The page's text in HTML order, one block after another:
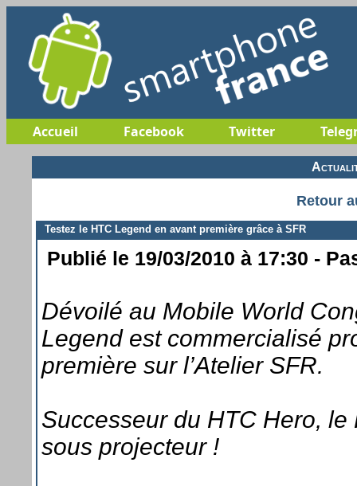
Accueil Facebook Twitter
Retour
Testez le HTC Legend en avant première grâce à SFR
Publié le 19/03/2010 à 17:30 -
Dévoilé au Mobile World
Legend est commercialisé
première sur l’Atelier SFR.
Successeur du HTC Hero,
sous projecteur !